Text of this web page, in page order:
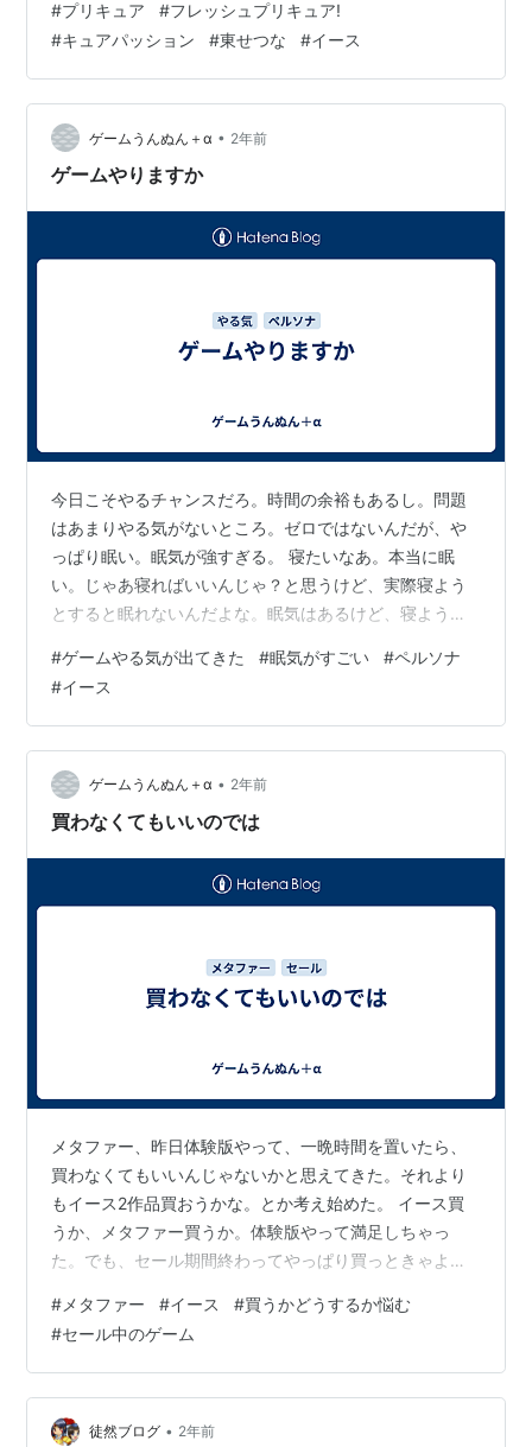
ね！(風邪ひくのかよ！) 変身するのは、東せつなです
が、こちらは、元は敵である管理国家・ラビリンスの幹
部｢イース｣で、｢東せつな｣というのは偽名でした。 第23
話でラビリンスの総統｢メビウス｣の策略によって死んだ
後、ピックルンの一つである｢アカルン｣の力で復活。一
旦はプリキュアとしてラブ…
#プリキュア #フレッシュプリキュア!
#キュアパッション #東せつな #イース
ゲームうんぬん＋α • 2年前
ゲームやりますか
今日こそやるチャンスだろ。時間の余裕もあるし。問題
はあまりやる気がないところ。ゼロではないんだが、や
っぱり眠い。眠気が強すぎる。 寝たいなあ。本当に眠
い。じゃあ寝ればいいんじゃ？と思うけど、実際寝よう
とすると眠れないんだよな。眠気はあるけど、寝ようと
な。 ゲーム、やる気さえあれば今すぐにでもやるんだろ
うけど、どうもな。こうやって書いてると、結構やる気
が湧いてきたかも。やるか… P5Rやりたいんだよね。そ
れかP3R。どっちにしても、ペルソナ。イースもいいな
ぁと思ってたけど、どうしようかな。 パッと思いついた
もの、何かしらやろうか。
#ゲームやる気が出てきた #眠気がすごい #ペルソナ
#イース
ゲームうんぬん＋α • 2年前
買わなくてもいいのでは
メタファー、昨日体験版やって、一晩時間を置いたら、
買わなくてもいいんじゃないかと思えてきた。それより
もイース2作品買おうかな。とか考え始めた。 イース買
うか、メタファー買うか。体験版やって満足しちゃっ
た。でも、セール期間終わってやっぱり買っときゃよか
引き込まれなかったんだよな。難しいところなんだけ
ど、これ買ってやるか？と思えてくる。もっと安くなる
のを待ってもいいんじゃないかな。イースもやるかな？
って思ってるフシはあるんだけど、イースのほうが断然
安い。メタファーはそこまで安くないっていうのが一番
# メタファー #イース #買うかどうするか悩む
#セール中のゲーム
徒然ブログ • 2年前